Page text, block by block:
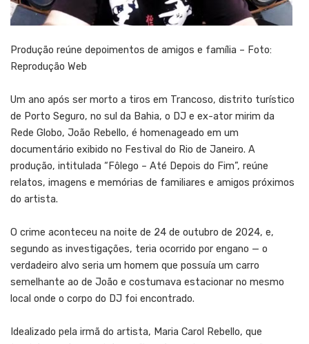
Produção reúne depoimentos de amigos e família – Foto:
Reprodução Web
Um ano após ser morto a tiros em Trancoso, distrito turístico
de Porto Seguro, no sul da Bahia, o DJ e ex-ator mirim da
Rede Globo, João Rebello, é homenageado em um
documentário exibido no Festival do Rio de Janeiro. A
produção, intitulada “Fôlego – Até Depois do Fim”, reúne
relatos, imagens e memórias de familiares e amigos próximos
do artista.
O crime aconteceu na noite de 24 de outubro de 2024, e,
segundo as investigações, teria ocorrido por engano — o
verdadeiro alvo seria um homem que possuía um carro
semelhante ao de João e costumava estacionar no mesmo
local onde o corpo do DJ foi encontrado.
Idealizado pela irmã do artista, Maria Carol Rebello, que